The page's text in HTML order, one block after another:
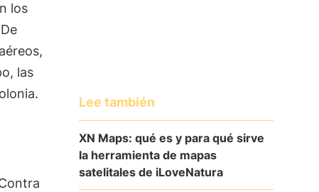
los
las
Lee también
XN Maps: qué es y para qué sirve
la herramienta de mapas
satelitales de iLoveNatura